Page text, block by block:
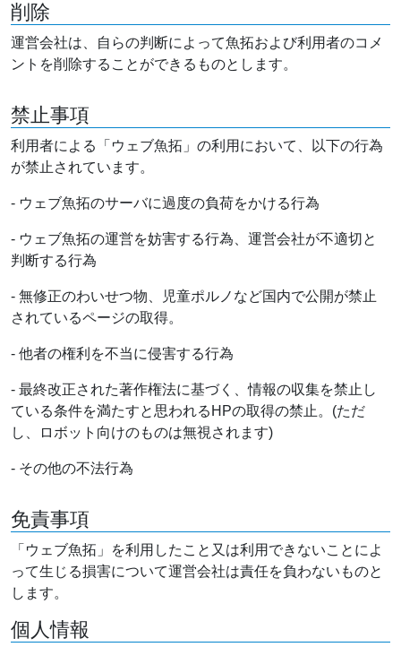
削除
運営会社は、自らの判断によって魚拓および利用者のコメ
ントを削除することができるものとします。
禁止事項
利用者による「ウェブ魚拓」の利用において、以下の行為
が禁止されています。
- ウェブ魚拓のサーバに過度の負荷をかける行為
- ウェブ魚拓の運営を妨害する行為、運営会社が不適切と
判断する行為
- 無修正のわいせつ物、児童ポルノなど国内で公開が禁止
されているページの取得。
- 他者の権利を不当に侵害する行為
- 最終改正された著作権法に基づく、情報の収集を禁止し
ている条件を満たすと思われるHPの取得の禁止。(ただ
し、ロボット向けのものは無視されます)
- その他の不法行為
免責事項
「ウェブ魚拓」を利用したこと又は利用できないことによ
って生じる損害について運営会社は責任を負わないものと
します。
個人情報